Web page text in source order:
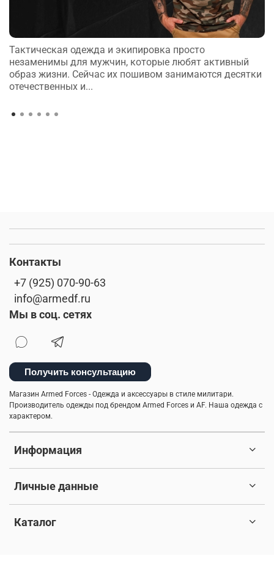
Тактическая одежда и экипировка просто
незаменимы для мужчин, которые любят активный
образ жизни. Сейчас их пошивом занимаются десятки
отечественных и...
Информация
Личные данные
Каталог
Контакты
+7 (925) 070-90-63
info@armedf.ru
Мы в соц. сетях
Получить консультацию
Магазин Armed Forces - Одежда и аксессуары в стиле милитари.
Производитель одежды под брендом Armed Forces и AF. Наша одежда с
характером.